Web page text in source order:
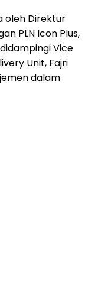
oleh Direktur
PLN Icon Plus,
Vice
Unit, Fajri
dalam